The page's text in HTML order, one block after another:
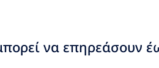
να επηρεάσουν